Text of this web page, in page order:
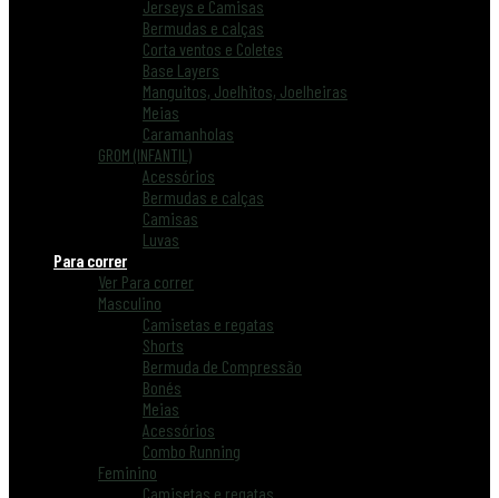
Jerseys e Camisas
Bermudas e calças
Corta ventos e Coletes
Base Layers
Manguitos, Joelhitos, Joelheiras
Meias
Caramanholas
GROM (INFANTIL)
Acessórios
Bermudas e calças
Camisas
Luvas
Para correr
Ver Para correr
Masculino
Camisetas e regatas
Shorts
Bermuda de Compressão
Bonés
Meias
Acessórios
Combo Running
Feminino
Camisetas e regatas